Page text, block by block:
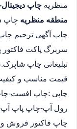
منظریه چاپ
منطقه منظریه چاپ
چاپ آگهی ترحیم
سربرگ پاکت فاکتور
تبلیغاتی چاپ
قیمت مناسب و کیفیت
رول آپ-چاپ پاپ
چاپ فاکتور فروش و